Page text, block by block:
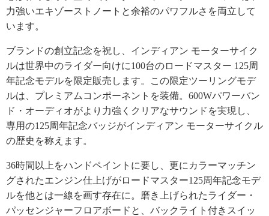
力強いエキゾーストノートと余裕のパワフルさを両立して
います。
ブランドの創立記念を祝し、インディアン モーターサイク
ルは世界中のライダー向けに100台のロードマスター 125周
年記念モデルを限定販売します。この限定ツーリングモデ
ルは、プレミアムコンポーネントを装備。600Wパワーバン
ド・オーディオがより力強くクリアなサウンドを実現し、
専用の125周年記念バッジがインディアン モーターサイクル
の歴史を称えます。
36時間以上をハンドペイントに要し、更にカラーマッチン
グされたエンジン仕上げがロードマスター125周年記念モデ
ルを他とは一線を画す存在に。磨き上げられたライダー・
パッセンジャーフロアボードと、バックライト付きスイッ